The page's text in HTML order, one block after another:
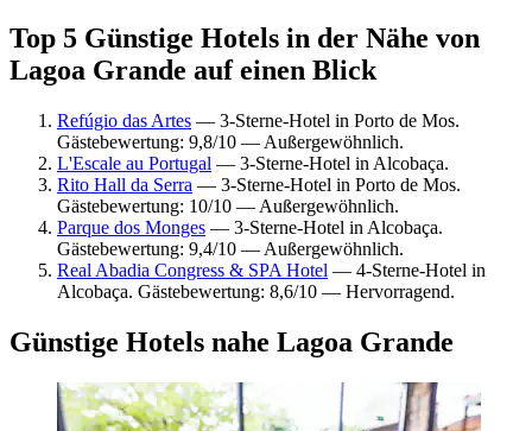
Top 5 Günstige Hotels in der Nähe von
Lagoa Grande auf einen Blick
Refúgio das Artes — 3-Sterne-Hotel in Porto de Mos.
Gästebewertung: 9,8/10 — Außergewöhnlich.
L'Escale au Portugal — 3-Sterne-Hotel in Alcobaça.
Rito Hall da Serra — 3-Sterne-Hotel in Porto de Mos.
Gästebewertung: 10/10 — Außergewöhnlich.
Parque dos Monges — 3-Sterne-Hotel in Alcobaça.
Gästebewertung: 9,4/10 — Außergewöhnlich.
Real Abadia Congress & SPA Hotel — 4-Sterne-Hotel in
Alcobaça. Gästebewertung: 8,6/10 — Hervorragend.
Günstige Hotels nahe Lagoa Grande